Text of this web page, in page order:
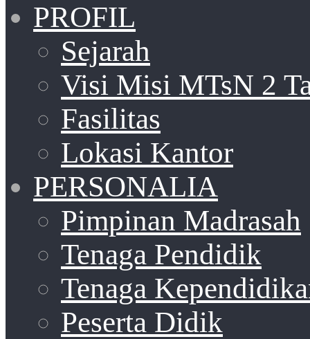
PROFIL
Sejarah
Visi Misi MTsN 2
Fasilitas
Lokasi Kantor
PERSONALIA
Pimpinan Madrasah
Tenaga Pendidik
Tenaga
Peserta Didik